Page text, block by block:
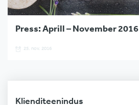
Press: Aprill – November 2016
25. nov. 2016
Klienditeenindus